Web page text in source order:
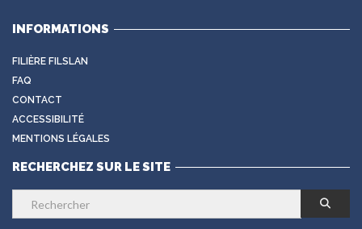
INFORMATIONS
FILIÈRE FILSLAN
FAQ
CONTACT
ACCESSIBILITÉ
MENTIONS LÉGALES
RECHERCHEZ SUR LE SITE